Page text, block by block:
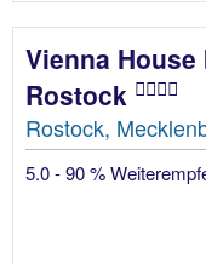
Vienna
Rostock
Rostock,
5.0 - 90 %